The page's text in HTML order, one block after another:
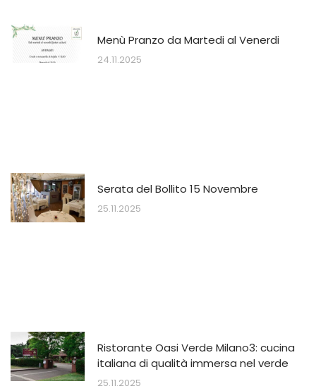
Menù Pranzo da Martedi al Venerdi
24.11.2025
Serata del Bollito 15 Novembre
25.11.2025
Ristorante Oasi Verde Milano3: cucina
italiana di qualità immersa nel verde
25.11.2025